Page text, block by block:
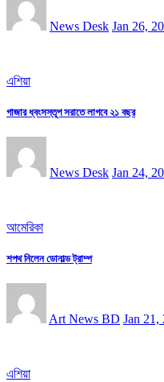
News Desk Jan 26,
এশিয়া
গাজার ধ্বংসস্তূপ সরাতে লাগবে ২১ বছর
News Desk Jan 24,
আমেরিকা
শপথ নিলেন ডোনাল্ড ট্রাম্প
Art News BD Jan 21,
এশিয়া